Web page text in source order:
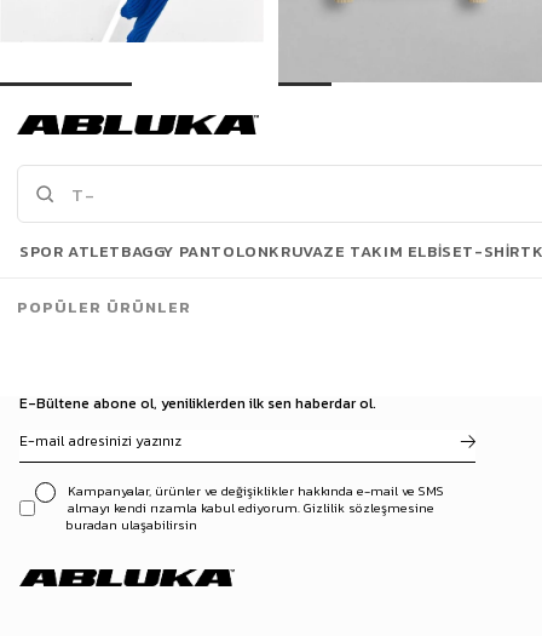
503,93 TL
719,90 TL
3 Al 2 Öde
Son Bakılanlar
E-Bültene abone ol, yeniliklerden ilk sen haberdar ol.
Kampanyalar, ürünler ve değişiklikler hakkında e-mail ve SMS
almayı kendi rızamla kabul ediyorum. Gizlilik sözleşmesine
buradan ulaşabilirsin
SPOR ATLETBAGGY PANTOLONKRUVAZE TAKIM ELBISET-SHIRT
POPÜLER ÜRÜNLER